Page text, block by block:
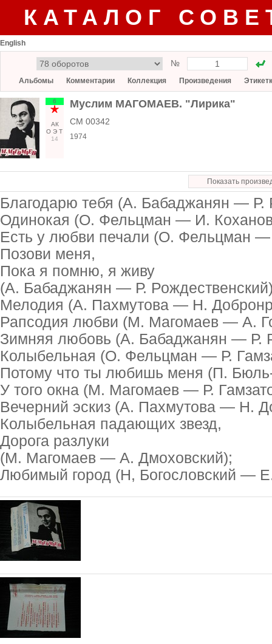
КАТАЛОГ
English
№
Альбомы Комментарии Коллекция Произведения
6
АК
О Э Т
14
Муслим МАГОМАЕВ. "Лирика"
СМ 00342
1974
Показать
Благодарю тебя (А. Бабаджанян — Р.
Одинокая (О. Фельцман — И.
Есть у любви печали (О. Фельцман
Позови меня,
Пока я помню, я живу
(А. Бабаджанян — Р.
Мелодия (А. Пахмутова — Н.
Рапсодия любви (М. Магомаев — А.
Зимняя любовь (А. Бабаджанян — Р.
Колыбельная (О. Фельцман — Р.
Потому что ты любишь меня (П.
У того окна (М. Магомаев — Р.
Вечерний эскиз (А. Пахмутова — Н.
Колыбельная падающих звезд,
Дорога разлуки
(М. Магомаев — А. Дмоховский);
Любимый город (Н, Богословский —